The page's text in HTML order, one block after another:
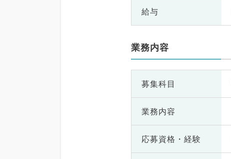
給与
業務内容
募集科目
業務内容
応募資格・ 経験